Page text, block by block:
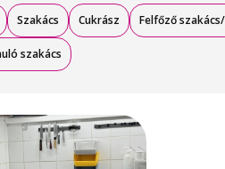
Szakács Cukrász Felfőző
szakács